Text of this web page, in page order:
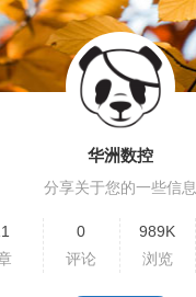
华洲数控
分享关于您的一些信息
0
评论
989K
浏览